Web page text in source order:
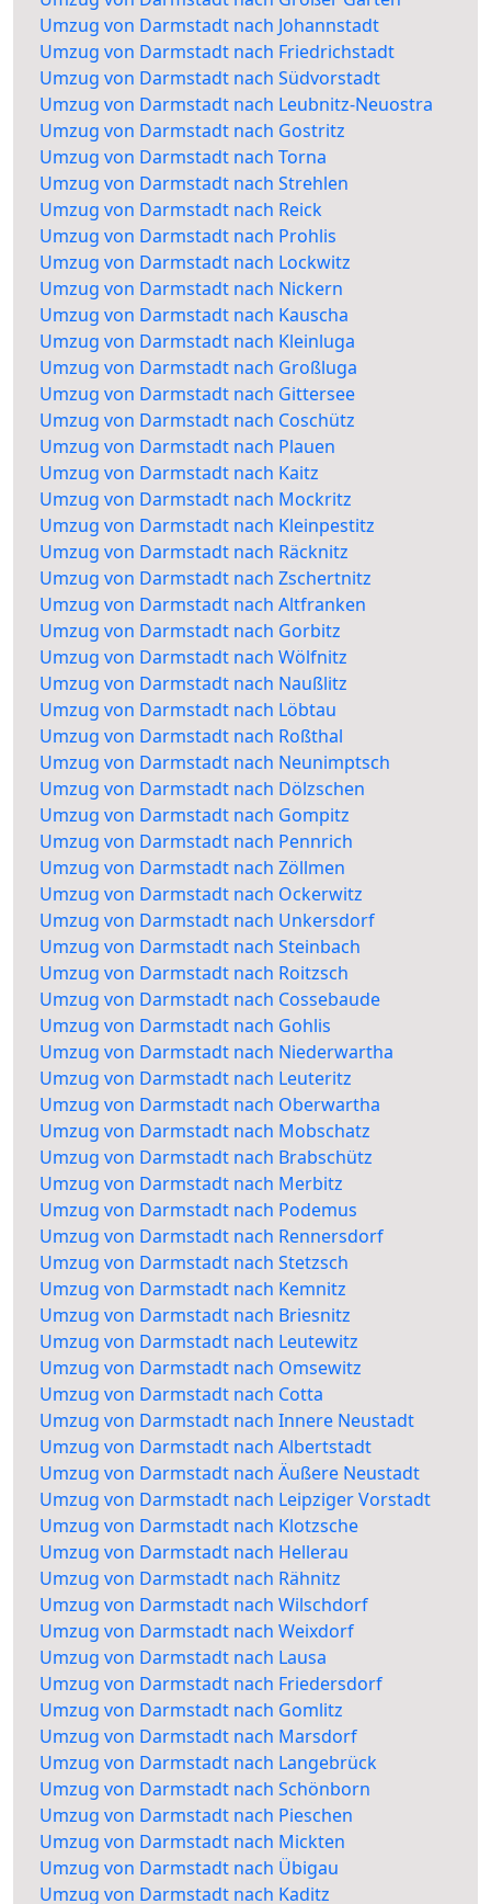
Umzug von Darmstadt nach Johannstadt
Umzug von Darmstadt nach Friedrichstadt
Umzug von Darmstadt nach Südvorstadt
Umzug von Darmstadt nach Leubnitz-Neuostra
Umzug von Darmstadt nach Gostritz
Umzug von Darmstadt nach Torna
Umzug von Darmstadt nach Strehlen
Umzug von Darmstadt nach Reick
Umzug von Darmstadt nach Prohlis
Umzug von Darmstadt nach Lockwitz
Umzug von Darmstadt nach Nickern
Umzug von Darmstadt nach Kauscha
Umzug von Darmstadt nach Kleinluga
Umzug von Darmstadt nach Großluga
Umzug von Darmstadt nach Gittersee
Umzug von Darmstadt nach Coschütz
Umzug von Darmstadt nach Plauen
Umzug von Darmstadt nach Kaitz
Umzug von Darmstadt nach Mockritz
Umzug von Darmstadt nach Kleinpestitz
Umzug von Darmstadt nach Räcknitz
Umzug von Darmstadt nach Zschertnitz
Umzug von Darmstadt nach Altfranken
Umzug von Darmstadt nach Gorbitz
Umzug von Darmstadt nach Wölfnitz
Umzug von Darmstadt nach Naußlitz
Umzug von Darmstadt nach Löbtau
Umzug von Darmstadt nach Roßthal
Umzug von Darmstadt nach Neunimptsch
Umzug von Darmstadt nach Dölzschen
Umzug von Darmstadt nach Gompitz
Umzug von Darmstadt nach Pennrich
Umzug von Darmstadt nach Zöllmen
Umzug von Darmstadt nach Ockerwitz
Umzug von Darmstadt nach Unkersdorf
Umzug von Darmstadt nach Steinbach
Umzug von Darmstadt nach Roitzsch
Umzug von Darmstadt nach Cossebaude
Umzug von Darmstadt nach Gohlis
Umzug von Darmstadt nach Niederwartha
Umzug von Darmstadt nach Leuteritz
Umzug von Darmstadt nach Oberwartha
Umzug von Darmstadt nach Mobschatz
Umzug von Darmstadt nach Brabschütz
Umzug von Darmstadt nach Merbitz
Umzug von Darmstadt nach Podemus
Umzug von Darmstadt nach Rennersdorf
Umzug von Darmstadt nach Stetzsch
Umzug von Darmstadt nach Kemnitz
Umzug von Darmstadt nach Briesnitz
Umzug von Darmstadt nach Leutewitz
Umzug von Darmstadt nach Omsewitz
Umzug von Darmstadt nach Cotta
Umzug von Darmstadt nach Innere Neustadt
Umzug von Darmstadt nach Albertstadt
Umzug von Darmstadt nach Äußere Neustadt
Umzug von Darmstadt nach Leipziger Vorstadt
Umzug von Darmstadt nach Klotzsche
Umzug von Darmstadt nach Hellerau
Umzug von Darmstadt nach Rähnitz
Umzug von Darmstadt nach Wilschdorf
Umzug von Darmstadt nach Weixdorf
Umzug von Darmstadt nach Lausa
Umzug von Darmstadt nach Friedersdorf
Umzug von Darmstadt nach Gomlitz
Umzug von Darmstadt nach Marsdorf
Umzug von Darmstadt nach Langebrück
Umzug von Darmstadt nach Schönborn
Umzug von Darmstadt nach Pieschen
Umzug von Darmstadt nach Mickten
Umzug von Darmstadt nach Übigau
Umzug von Darmstadt nach Kaditz